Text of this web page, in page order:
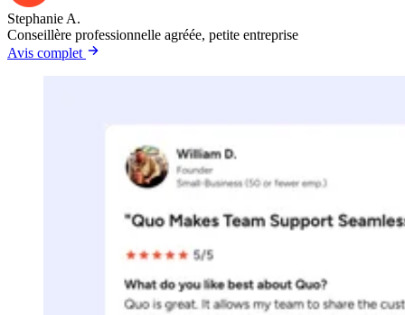
Stephanie A.
Conseillère professionnelle agréée, petite entreprise
Avis complet